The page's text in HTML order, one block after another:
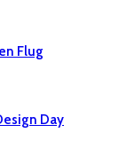
Flug
Day